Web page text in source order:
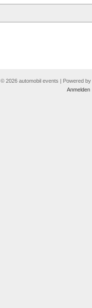
© 2026 automobil events | Powered by
Anmelden|